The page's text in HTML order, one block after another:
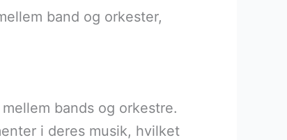
band og orkester,
bands og orkestre.
i deres musik, hvilket